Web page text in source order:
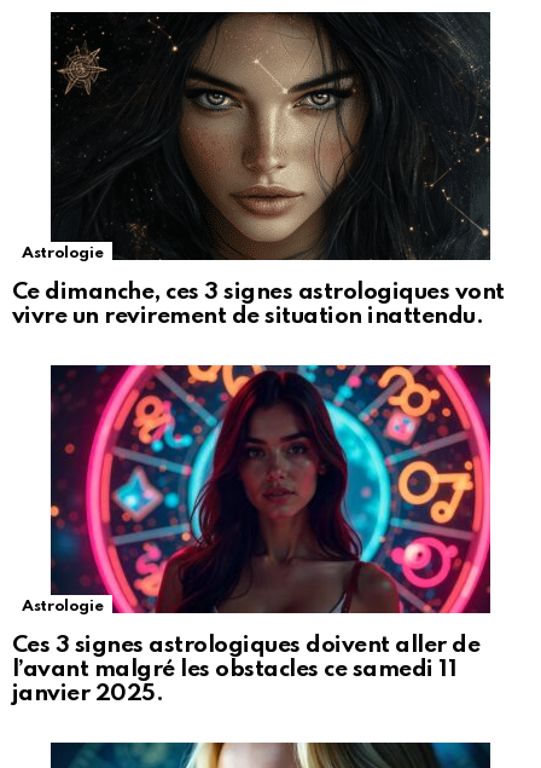
Astrologie
Ce dimanche, ces 3 signes astrologiques vont
vivre un revirement de situation inattendu.
Astrologie
Ces 3 signes astrologiques doivent aller de
l’avant malgré les obstacles ce samedi 11
janvier 2025.